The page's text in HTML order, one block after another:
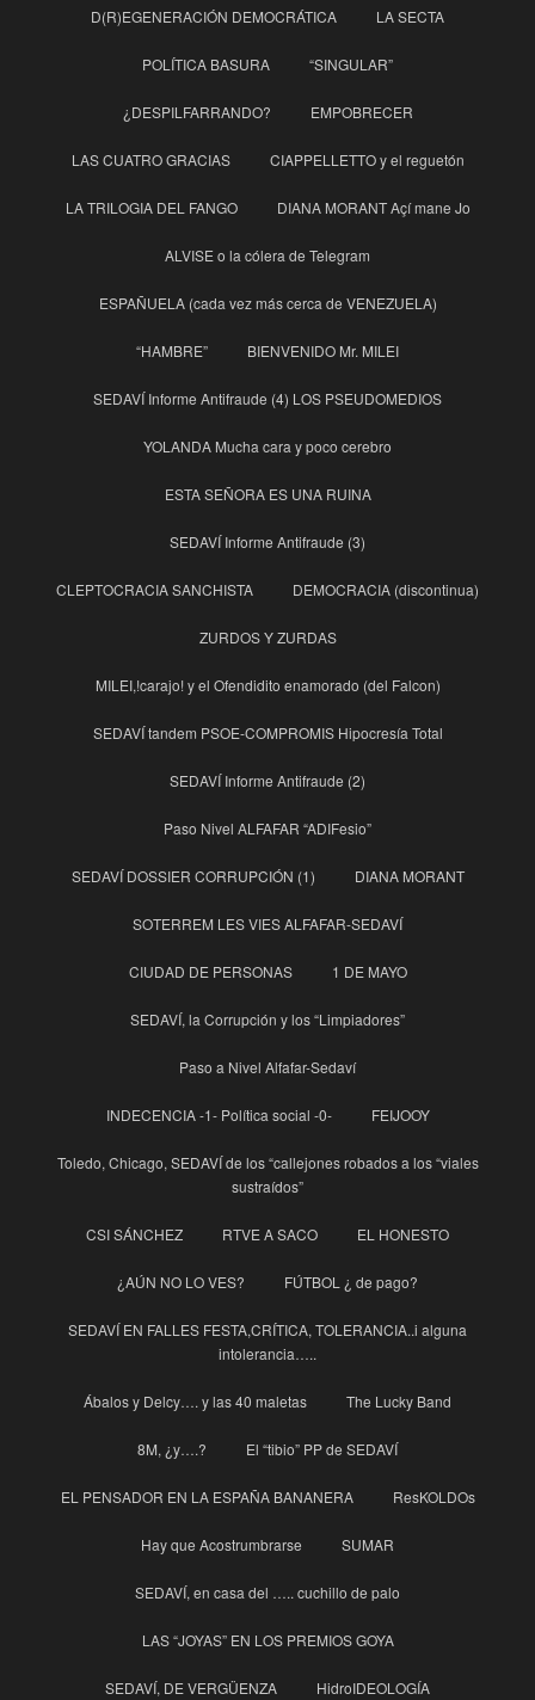
D(R)EGENERACIÓN DEMOCRÁTICA LA SECTA
POLÍTICA BASURA “SINGULAR”
¿DESPILFARRANDO? EMPOBRECER
LAS CUATRO GRACIAS CIAPPELLETTO y el reguetón
LA TRILOGIA DEL FANGO DIANA MORANT Açí mane Jo
ALVISE o la cólera de Telegram
ESPAÑUELA (cada vez más cerca de VENEZUELA)
“HAMBRE” BIENVENIDO Mr. MILEI
SEDAVÍ Informe Antifraude (4) LOS PSEUDOMEDIOS
YOLANDA Mucha cara y poco cerebro
ESTA SEÑORA ES UNA RUINA
SEDAVÍ Informe Antifraude (3)
CLEPTOCRACIA SANCHISTA DEMOCRACIA (discontinua)
ZURDOS Y ZURDAS
MILEI,!carajo! y el Ofendidito enamorado (del Falcon)
SEDAVÍ tandem PSOE-COMPROMIS Hipocresía Total
SEDAVÍ Informe Antifraude (2)
Paso Nivel ALFAFAR “ADIFesio”
SEDAVÍ DOSSIER CORRUPCIÓN (1) DIANA MORANT
SOTERREM LES VIES ALFAFAR-SEDAVÍ
CIUDAD DE PERSONAS 1 DE MAYO
SEDAVÍ, la Corrupción y los “Limpiadores”
Paso a Nivel Alfafar-Sedaví
INDECENCIA -1- Política social -0- FEIJOOY
Toledo, Chicago, SEDAVÍ de los “callejones robados a los “viales
sustraídos”
CSI SÁNCHEZ RTVE A SACO EL HONESTO
¿AÚN NO LO VES? FÚTBOL ¿ de pago?
SEDAVÍ EN FALLES FESTA,CRÍTICA, TOLERANCIA..i alguna
intolerancia…..
Ábalos y Delcy…. y las 40 maletas The Lucky Band
8M, ¿y….? El “tibio” PP de SEDAVÍ
EL PENSADOR EN LA ESPAÑA BANANERA ResKOLDOs
Hay que Acostrumbrarse SUMAR
SEDAVÍ, en casa del ….. cuchillo de palo
LAS “JOYAS” EN LOS PREMIOS GOYA
SEDAVÍ, DE VERGÜENZA HidroIDEOLOGÍA